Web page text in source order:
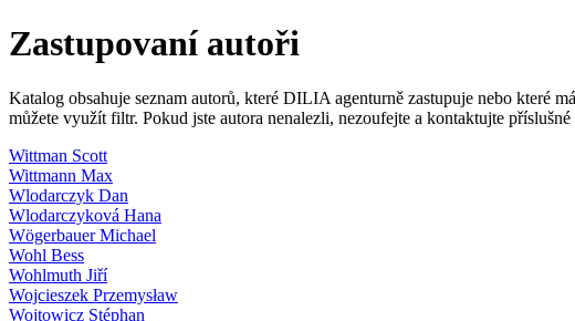
Zastupovaní autoři
Katalog obsahuje seznam autorů, které DILIA agenturně zastupuje nebo které
můžete využít filtr. Pokud jste autora nenalezli, nezoufejte a kontaktujte
Wittman Scott
Wittmann Max
Wlodarczyk Dan
Wlodarczyková Hana
Wögerbauer Michael
Wohl Bess
Wohlmuth Jiří
Wojcieszek Przemysław
Wojtowicz Stéphan